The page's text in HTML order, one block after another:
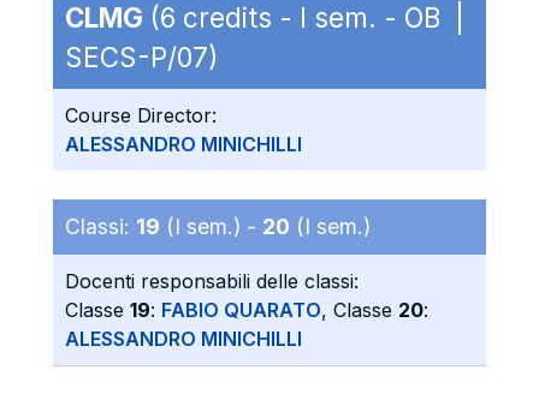
CLMG (6 credits - I sem. - OB |
SECS-P/07)
Course Director:
ALESSANDRO MINICHILLI
Classi: 19 (I sem.) - 20 (I sem.)
Docenti responsabili delle classi:
Classe 19: FABIO QUARATO, Classe 20:
ALESSANDRO MINICHILLI